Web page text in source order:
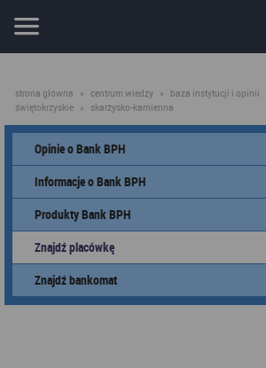
strona główna » centrum wiedzy » baza instytucji i opinii
świętokrzyskie » skarżysko-kamienna
Opinie o Bank BPH
Informacje o Bank BPH
Produkty Bank BPH
Znajdź placówkę
Znajdź bankomat